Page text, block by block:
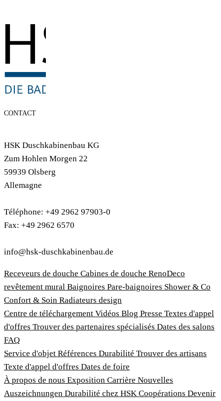
CONTACT
HSK Duschkabinenbau KG
Zum Hohlen Morgen 22
59939 Olsberg
Allemagne
Téléphone: +49 2962 97903-0
Fax: +49 2962 6570
info@hsk-duschkabinenbau.de
Receveurs de douche Cabines de douche RenoDeco
revêtement mural Baignoires Pare-baignoires Shower & Co
Confort & Soin Radiateurs design
Centre de téléchargement Vidéos Blog Presse Textes d'appel
d'offres Trouver des partenaires spécialisés Dates des salons
FAQ
Service d'objet Références Durabilité Trouver des artisans
Texte d'appel d'offres Dates de foire
À propos de nous Exposition Carrière Nouvelles
Auszeichnungen Durabilité chez HSK Coopérations Devenir